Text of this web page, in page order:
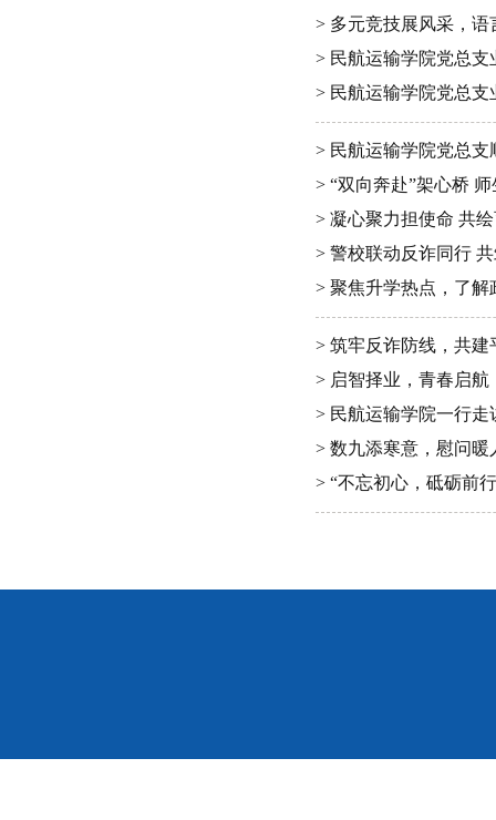
> 多元竞技展风采，语
> 民航运输学院党总
> 民航运输学院党总
> 民航运输学院党总
> “双向奔赴”架心桥
> 凝心聚力担使命 共
> 警校联动反诈同行
> 聚焦升学热点，了解
> 筑牢反诈防线，共建
> 启智择业，青春启航
> 民航运输学院一行
> 数九添寒意，慰问暖
> “不忘初心，砥砺前